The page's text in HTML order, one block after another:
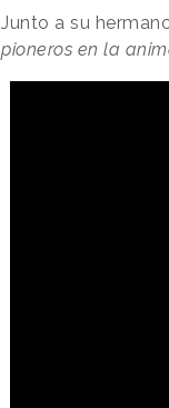
Junto a su
pioneros en la